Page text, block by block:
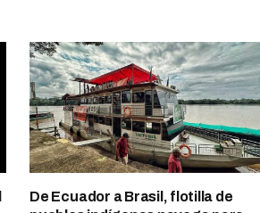
De Ecuador a Brasil, flotilla de